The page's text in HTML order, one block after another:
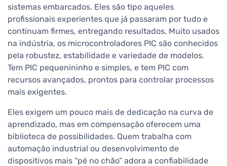
sistemas embarcados. Eles são tipo aqueles
profissionais experientes que já passaram por tudo e
continuam firmes, entregando resultados. Muito usados
na indústria, os microcontroladores PIC são conhecidos
pela robustez, estabilidade e variedade de modelos.
Tem PIC pequenininho e simples, e tem PIC com
recursos avançados, prontos para controlar processos
mais exigentes.
Eles exigem um pouco mais de dedicação na curva de
aprendizado, mas em compensação oferecem uma
biblioteca de possibilidades. Quem trabalha com
automação industrial ou desenvolvimento de
dispositivos mais “pé no chão” adora a confiabilidade